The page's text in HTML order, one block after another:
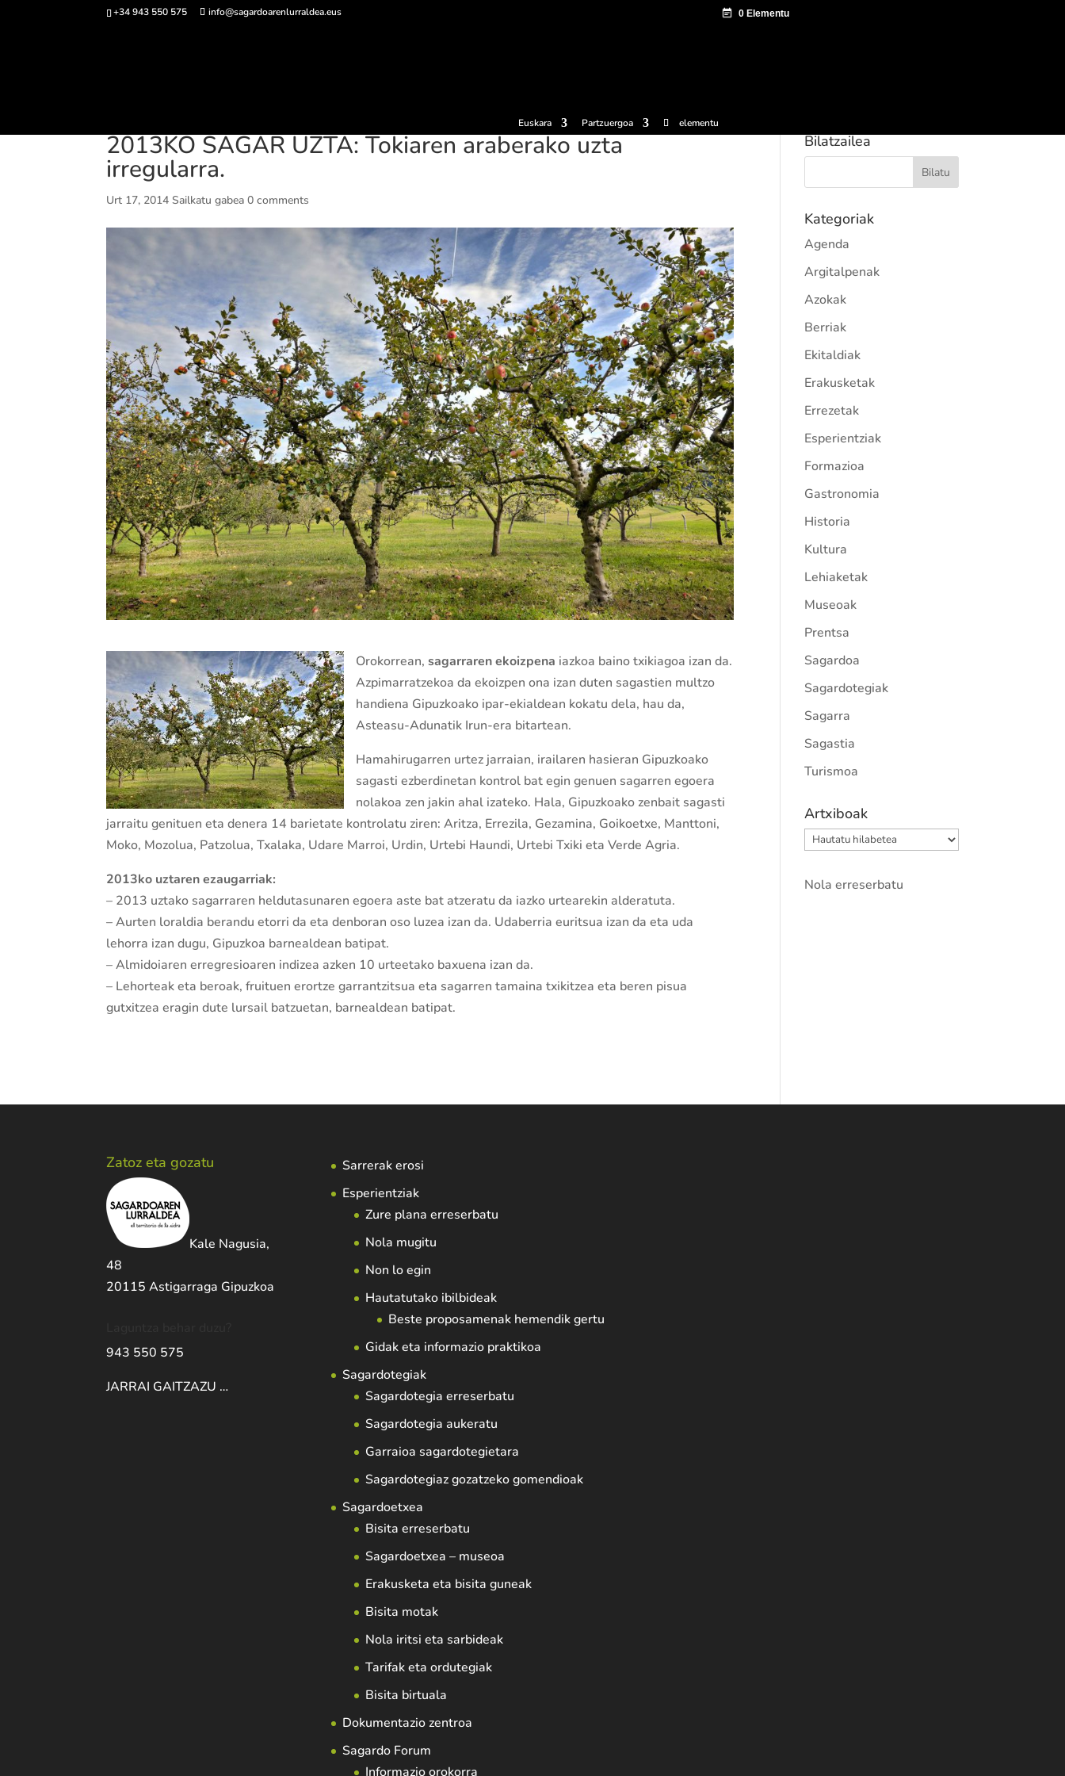
+34 943 550 575 info@sagardoarenlurraldea.eus
Euskara Partzuergoa elementu
2013KO SAGAR UZTA: Tokiaren araberako uzta
irregularra.
Urt 17, 2014 Sailkatu gabea 0 comments
Orokorrean, sagarraren ekoizpena iazkoa baino txikiagoa izan da.
Azpimarratzekoa da ekoizpen ona izan duten sagastien multzo
handiena Gipuzkoako ipar-ekialdean kokatu dela, hau da,
Asteasu-Adunatik Irun-era bitartean.
Hamahirugarren urtez jarraian, irailaren hasieran Gipuzkoako
sagasti ezberdinetan kontrol bat egin genuen sagarren egoera
nolakoa zen jakin ahal izateko. Hala, Gipuzkoako zenbait sagasti
jarraitu genituen eta denera 14 barietate kontrolatu ziren: Aritza, Errezila, Gezamina, Goikoetxe, Manttoni,
Moko, Mozolua, Patzolua, Txalaka, Udare Marroi, Urdin, Urtebi Haundi, Urtebi Txiki eta Verde Agria.
2013ko uztaren ezaugarriak:
– 2013 uztako sagarraren heldutasunaren egoera aste bat atzeratu da iazko urtearekin alderatuta.
– Aurten loraldia berandu etorri da eta denboran oso luzea izan da. Udaberria euritsua izan da eta uda
lehorra izan dugu, Gipuzkoa barnealdean batipat.
– Almidoiaren erregresioaren indizea azken 10 urteetako baxuena izan da.
– Lehorteak eta beroak, fruituen erortze garrantzitsua eta sagarren tamaina txikitzea eta beren pisua
gutxitzea eragin dute lursail batzuetan, barnealdean batipat.
Bilatzailea
Kategoriak
Agenda
Argitalpenak
Azokak
Berriak
Ekitaldiak
Erakusketak
Errezetak
Esperientziak
Formazioa
Gastronomia
Historia
Kultura
Lehiaketak
Museoak
Prentsa
Sagardoa
Sagardotegiak
Sagarra
Sagastia
Turismoa
Artxiboak
Artxiboak
Nola erreserbatu
Zatoz eta gozatu
Kale Nagusia,
48
20115 Astigarraga Gipuzkoa
943 550 575
JARRAI GAITZAZU …
Sarrerak erosi
Esperientziak
Zure plana erreserbatu
Nola mugitu
Non lo egin
Hautatutako ibilbideak
Beste proposamenak hemendik gertu
Gidak eta informazio praktikoa
Sagardotegiak
Sagardotegia erreserbatu
Sagardotegia aukeratu
Garraioa sagardotegietara
Sagardotegiaz gozatzeko gomendioak
Sagardoetxea
Bisita erreserbatu
Sagardoetxea – museoa
Erakusketa eta bisita guneak
Bisita motak
Nola iritsi eta sarbideak
Tarifak eta ordutegiak
Bisita birtuala
Dokumentazio zentroa
Sagardo Forum
Informazio orokorra